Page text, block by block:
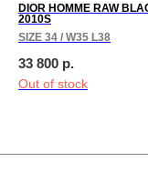
DIOR HOMME RAW
2010S
SIZE 34 / W35 L38
33 800 р.
Out of stock
We create